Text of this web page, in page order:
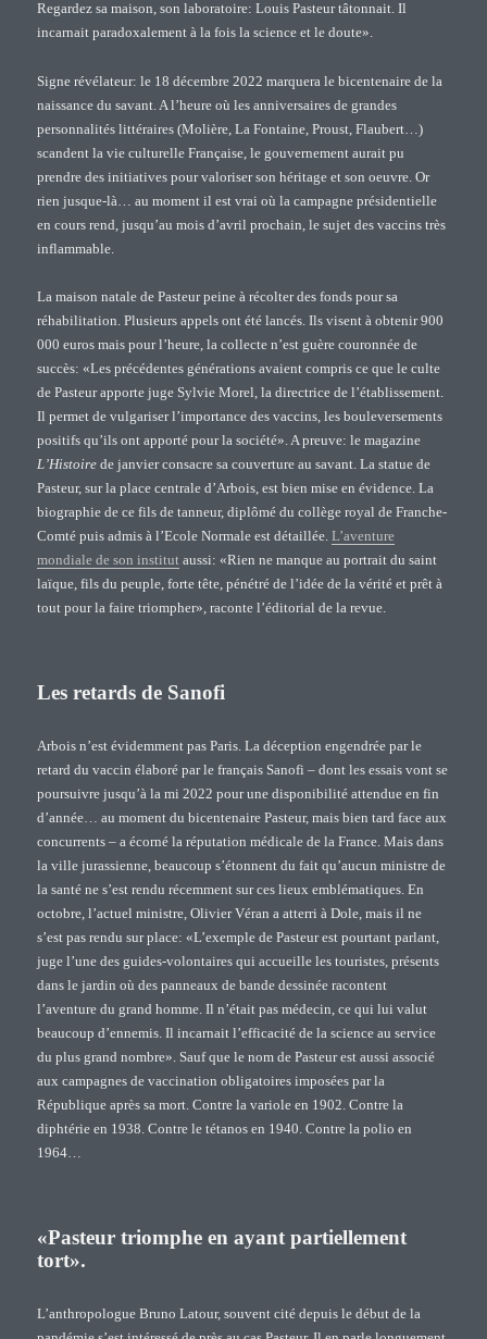
Regardez sa maison, son laboratoire: Louis Pasteur tâtonnait. Il
incarnait paradoxalement à la fois la science et le doute».
Signe révélateur: le 18 décembre 2022 marquera le bicentenaire de la
naissance du savant. A l’heure où les anniversaires de grandes
personnalités littéraires (Molière, La Fontaine, Proust, Flaubert…)
scandent la vie culturelle Française, le gouvernement aurait pu
prendre des initiatives pour valoriser son héritage et son oeuvre. Or
rien jusque-là… au moment il est vrai où la campagne présidentielle
en cours rend, jusqu’au mois d’avril prochain, le sujet des vaccins très
inflammable.
La maison natale de Pasteur peine à récolter des fonds pour sa
réhabilitation. Plusieurs appels ont été lancés. Ils visent à obtenir 900
000 euros mais pour l’heure, la collecte n’est guère couronnée de
succès: «Les précédentes générations avaient compris ce que le culte
de Pasteur apporte juge Sylvie Morel, la directrice de l’établissement.
Il permet de vulgariser l’importance des vaccins, les bouleversements
positifs qu’ils ont apporté pour la société». A preuve: le magazine
L’Histoire de janvier consacre sa couverture au savant. La statue de
Pasteur, sur la place centrale d’Arbois, est bien mise en évidence. La
biographie de ce fils de tanneur, diplômé du collège royal de Franche-
Comté puis admis à l’Ecole Normale est détaillée.L’aventure
mondiale de son institut aussi: «Rien ne manque au portrait du saint
laïque, fils du peuple, forte tête, pénétré de l’idée de la vérité et prêt à
tout pour la faire triompher», raconte l’éditorial de la revue.
Les retards de Sanofi
Arbois n’est évidemment pas Paris. La déception engendrée par le
retard du vaccin élaboré par le français Sanofi – dont les essais vont se
poursuivre jusqu’à la mi 2022 pour une disponibilité attendue en fin
d’année… au moment du bicentenaire Pasteur, mais bien tard face aux
concurrents – a écorné la réputation médicale de la France. Mais dans
la ville jurassienne, beaucoup s’étonnent du fait qu’aucun ministre de
la santé ne s’est rendu récemment sur ces lieux emblématiques. En
octobre, l’actuel ministre, Olivier Véran a atterri à Dole, mais il ne
s’est pas rendu sur place: «L’exemple de Pasteur est pourtant parlant,
juge l’une des guides-volontaires qui accueille les touristes, présents
dans le jardin où des panneaux de bande dessinée racontent
l’aventure du grand homme. Il n’était pas médecin, ce qui lui valut
beaucoup d’ennemis. Il incarnait l’efficacité de la science au service
du plus grand nombre». Sauf que le nom de Pasteur est aussi associé
aux campagnes de vaccination obligatoires imposées par la
République après sa mort. Contre la variole en 1902. Contre la
diphtérie en 1938. Contre le tétanos en 1940. Contre la polio en
1964…
«Pasteur triomphe en ayant partiellement
tort».
L’anthropologue Bruno Latour, souvent cité depuis le début de la